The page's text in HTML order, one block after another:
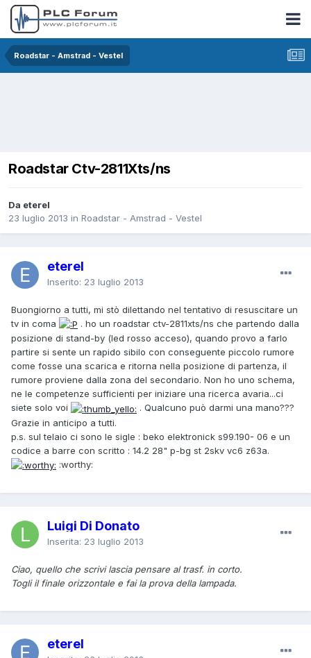
Roadstar - Amstrad - Vestel
Roadstar Ctv-2811Xts/ns
Da eterel
23 luglio 2013 in Roadstar - Amstrad - Vestel
eterel
Inserito: 23 luglio 2013
Buongiorno a tutti, mi stò dilettando nel tentativo di resuscitare un
tv in coma
. ho un roadstar ctv-2811xts/ns che partendo dalla
posizione di stand-by (led rosso acceso), quando provo a farlo
partire si sente un rapido sibilo con conseguente piccolo rumore
come fosse una scarica e ritorna nella posizione di partenza, il
rumore proviene dalla zona del secondario. Non ho uno schema,
ne le competenze sufficienti per iniziare una ricerca avaria...ci
siete solo voi
. Qualcuno può darmi una mano???
Grazie in anticipo a tutti.
p.s. sul telaio ci sono le sigle : beko elektronick s99.190- 06 e un
codice a barre con scritto : 14.2 28" p-bg st 2skv vc6 z63a.
:worthy:
Luigi Di Donato
Inserita: 23 luglio 2013
Ciao, quello che scrivi lascia pensare al trasf. in corto.
Togli il finale orizzontale e fai la prova della lampada.
eterel